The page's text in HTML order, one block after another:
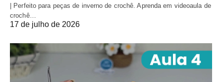
| Perfeito para peças de inverno de crochê. Aprenda em videoaula de
crochê…
17 de julho de 2026